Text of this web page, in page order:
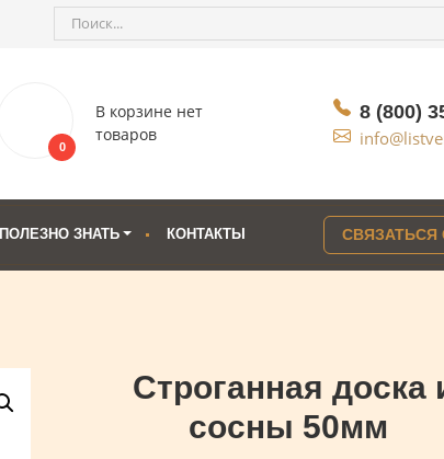
0
В корзине нет
товаров
8 (800)
ПОЛЕЗНО ЗНАТЬ КОНТАКТЫ СВЯЗАТЬСЯ
Строганная доска
сосны 50мм